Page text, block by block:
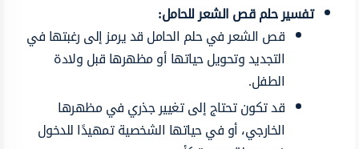
تفسير حلم قص الشعر للحامل:
قص الشعر في حلم الحامل قد يرمز إلى رغبتها في
التجديد وتحويل حياتها أو مظهرها قبل ولادة
الطفل.
قد تكون تحتاج إلى تغيير جذري في مظهرها
الخارجي، أو في حياتها الشخصية تمهيدًا للدخول